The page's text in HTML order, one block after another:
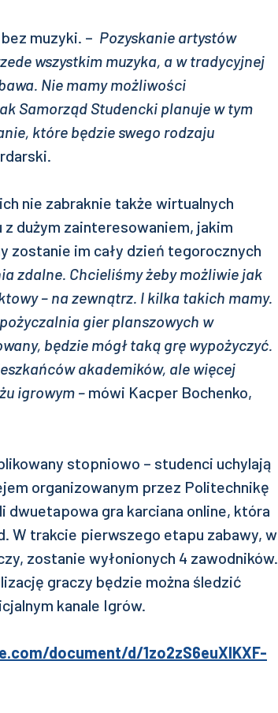
muzyki. – Pozyskanie artystów
wszystkim muzyka, a w tradycyjnej
Nie mamy możliwości
Samorząd Studencki planuje w tym
które będzie swego rodzaju
nie zabraknie także wirtualnych
dużym zainteresowaniem, jakim
zostanie im cały dzień tegorocznych
zdalne. Chcieliśmy żeby możliwie jak
– na zewnątrz. I kilka takich mamy.
gier planszowych w
będzie mógł taką grę wypożyczyć.
akademików, ale więcej
igrowym – mówi Kacper Bochenko,
stopniowo – studenci uchylają
organizowanym przez Politechnikę
dwuetapowa gra karciana online, która
W trakcie pierwszego etapu zabawy, w
zostanie wyłonionych 4 zawodników.
graczy będzie można śledzić
kanale Igrów.
document/d/1zo2zS6euXIKXF-